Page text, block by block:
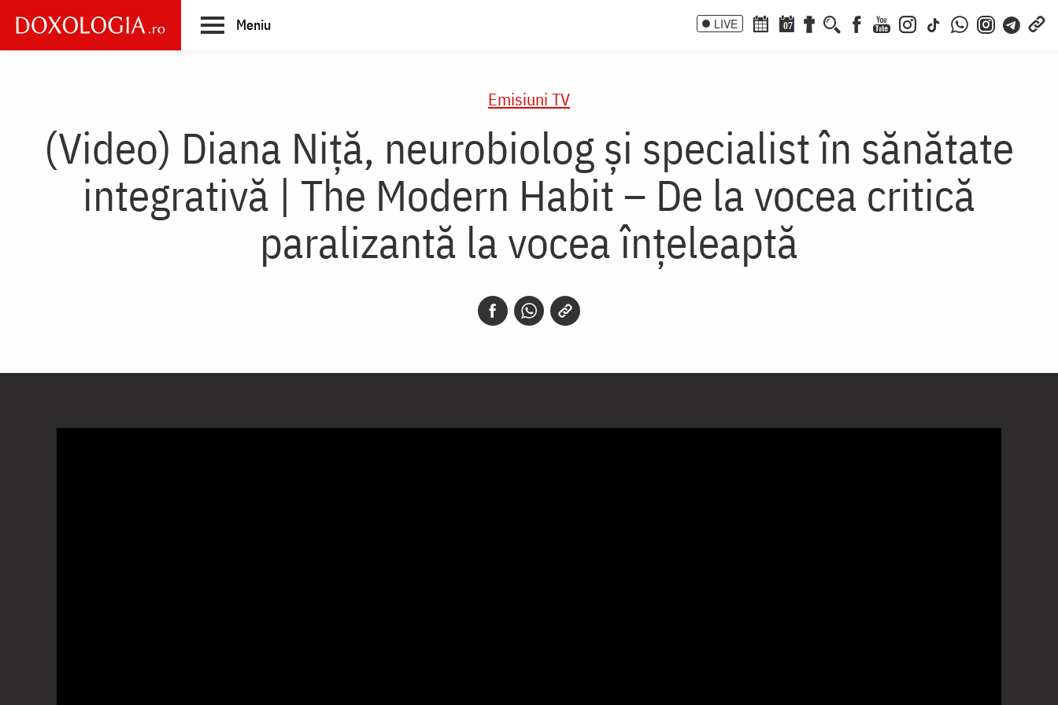
main
Meniu LIVE 07
Emisiuni TV
(Video) Diana Niță, neurobiolog și specialist în sănătate
integrativă | The Modern Habit – De la vocea critică
paralizantă la vocea înțeleaptă